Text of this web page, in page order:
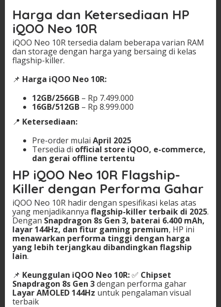
Harga dan Ketersediaan HP
iQOO Neo 10R
iQOO Neo 10R tersedia dalam beberapa varian RAM
dan storage dengan harga yang bersaing di kelas
flagship-killer.
📌 Harga iQOO Neo 10R:
12GB/256GB – Rp 7.499.000
16GB/512GB – Rp 8.999.000
📍 Ketersediaan:
Pre-order mulai April 2025
Tersedia di official store iQOO, e-commerce,
dan gerai offline tertentu
HP iQOO Neo 10R Flagship-
Killer dengan Performa Gahar
iQOO Neo 10R hadir dengan spesifikasi kelas atas
yang menjadikannya flagship-killer terbaik di 2025.
Dengan Snapdragon 8s Gen 3, baterai 6.400 mAh,
layar 144Hz, dan fitur gaming premium, HP ini
menawarkan performa tinggi dengan harga
yang lebih terjangkau dibandingkan flagship
lain.
📌 Keunggulan iQOO Neo 10R:✅ Chipset
Snapdragon 8s Gen 3dengan performa gahar
Layar AMOLED 144Hz untuk pengalaman visual
terbaik